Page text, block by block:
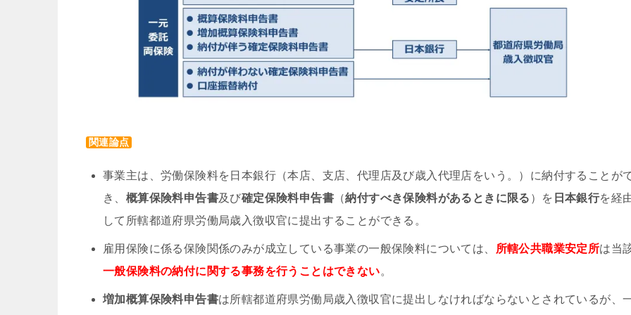
関連論点
事業主は、労働保険料を日本銀行（本店、支店、代理店及び歳入代理店をいう。）に納付することが
き、 概算保険料申告書及び確定保険料申告書 （納付すべき保険料があるときに限る ）を 日本銀行を経
して所轄都道府県労働局歳入徴収官に提出することができる。
雇用保険に係る保険関係のみが成立している事業の一般保険料については、 所轄公共職業安定所は当
一般保険料の納付に関する事務を行うことはできない。
増加概算保険料申告書は所轄都道府県労働局歳入徴収官に提出しなければならないとされているが、